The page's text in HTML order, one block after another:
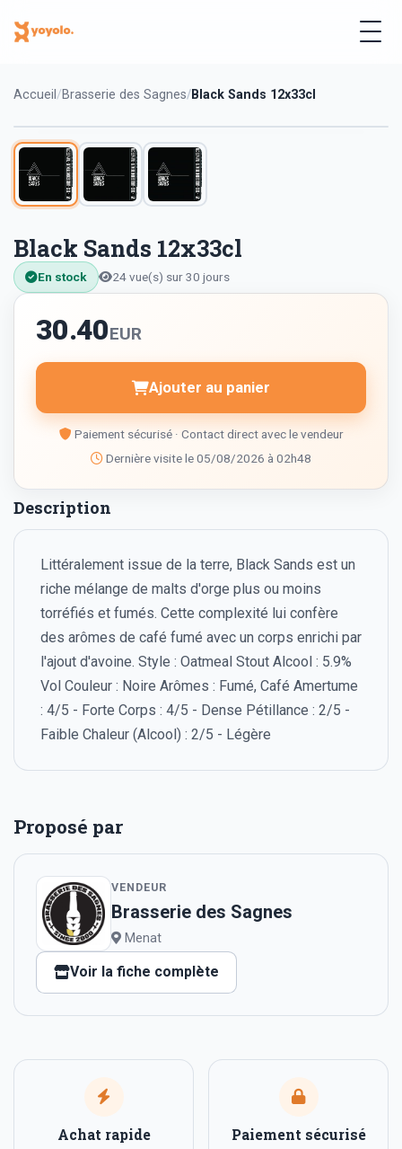
Accueil Brasserie des Sagnes Black Sands 12x33cl
Black Sands 12x33cl
En stock 24 vue(s) sur 30 jours
30.40EUR
Ajouter au panier
Paiement sécurisé · Contact direct avec le vendeur
Dernière visite le 05/08/2026 à 02h48
Description
Littéralement issue de la terre, Black Sands est un
riche mélange de malts d'orge plus ou moins
torréfiés et fumés. Cette complexité lui confère
des arômes de café fumé avec un corps enrichi par
l'ajout d'avoine. Style : Oatmeal Stout Alcool : 5.9%
Vol Couleur : Noire Arômes : Fumé, Café Amertume
: 4/5 - Forte Corps : 4/5 - Dense Pétillance : 2/5 -
Faible Chaleur (Alcool) : 2/5 - Légère
Proposé par
VENDEUR
Brasserie des Sagnes
Menat
Voir la fiche complète
Achat rapide Paiement sécurisé